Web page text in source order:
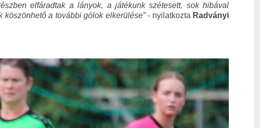
elfáradtak a lányok, a játékunk szétesett, sok hibával
a további gólok elkerülése”- nyilatkozta Radványi